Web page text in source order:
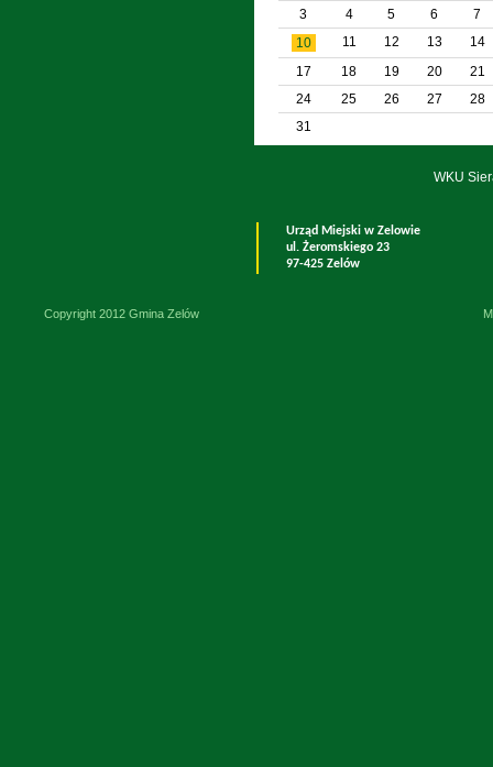
3 4 5 6
7
10
11 12 13
14
17
18 19 20
21
24
25 26 27
28
31
WKU
Urząd Miejski w Zelowie
ul. Żeromskiego 23
97-425 Zelów
Copyright 2012 Gmina Zelów